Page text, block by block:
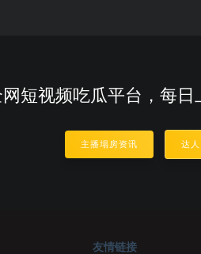
短视频吃瓜平台，每日
主播塌房资讯 达
友情链接